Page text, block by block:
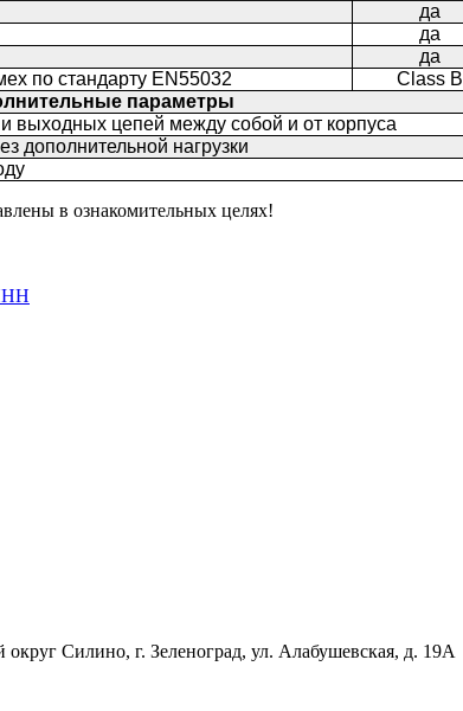
да
да
да
по стандарту EN55032
Class B
параметры
выходных цепей между собой и от корпуса
дополнительной нагрузки
в ознакомительных целях!
Силино, г. Зеленоград, ул. Алабушевская, д. 19А